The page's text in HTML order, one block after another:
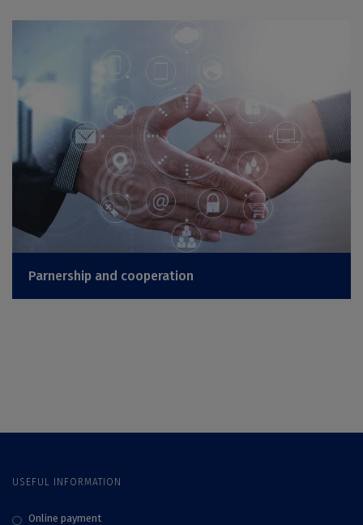
Parnership and cooperation
USEFUL INFORMATION
Online payment